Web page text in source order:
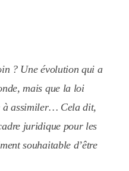
? Une évolution qui a
mais que la loi
à assimiler… Cela dit,
juridique pour les
souhaitable d’être